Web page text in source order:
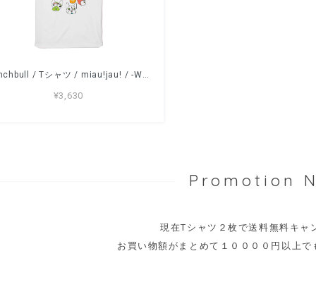
frenchbull / Tシャツ / miau!jau! / -WHITE / NATURAL / LIGHTBLUE /PINK-
¥3,630
Promotion
現在Tシャツ２枚で送料無料キ
お買い物額がまとめて１００００円以上で